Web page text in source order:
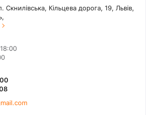
Скнилівська, Кільцева дорога, 19, Львів,